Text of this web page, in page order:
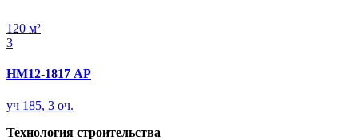
120 м²
3
НМ12-1817 АР
уч 185, 3 оч.
Технология строительства